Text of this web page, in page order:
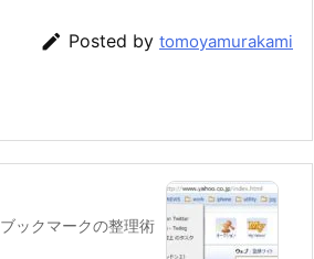
 Posted by tomoyamurakami
ブックマークの整理術